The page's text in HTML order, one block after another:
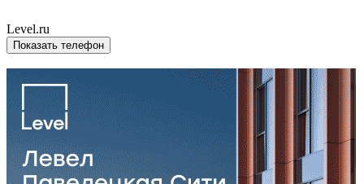
Level.ru
Показать телефон